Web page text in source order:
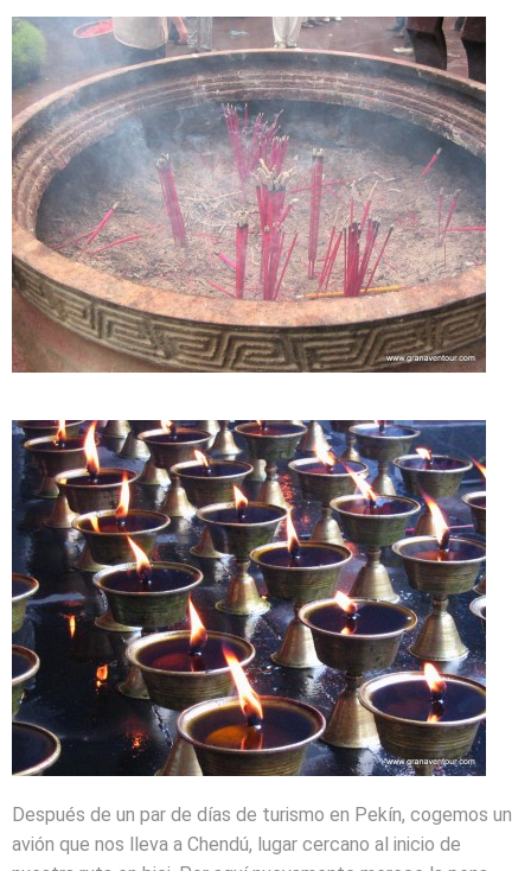
Después de un par de días de turismo en Pekín, cogemos un
avión que nos lleva a Chendú, lugar cercano al inicio de